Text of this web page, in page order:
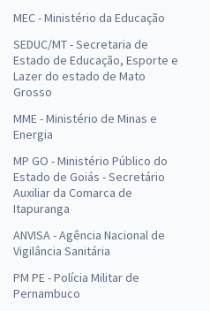
MEC - Ministério da Educação
SEDUC/MT - Secretaria de
Estado de Educação, Esporte e
Lazer do estado de Mato
Grosso
MME - Ministério de Minas e
Energia
MP GO - Ministério Público do
Estado de Goiás - Secretário
Auxiliar da Comarca de
Itapuranga
ANVISA - Agência Nacional de
Vigilância Sanitária
PM PE - Polícia Militar de
Pernambuco